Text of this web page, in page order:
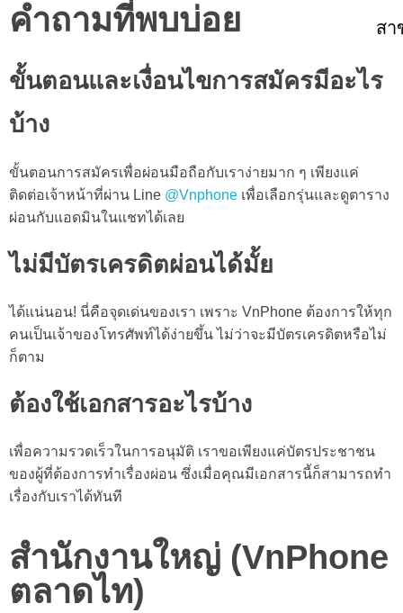
สา
คำถามที่พบบ่อย
ขั้นตอนและเงื่อนไขการสมัครมีอะไร
บ้าง
ขั้นตอนการสมัครเพื่อผ่อนมือถือกับเราง่ายมาก ๆ เพียงแค่
ติดต่อเจ้าหน้าที่ผ่าน Line @Vnphone เพื่อเลือกรุ่นและดูตาราง
ผ่อนกับแอดมินในแชทได้เลย
ไม่มีบัตรเครดิตผ่อนได้มั้ย
ได้แน่นอน! นี่คือจุดเด่นของเรา เพราะ VnPhone ต้องการให้ทุก
คนเป็นเจ้าของโทรศัพท์ได้ง่ายขึ้น ไม่ว่าจะมีบัตรเครดิตหรือไม่
ก็ตาม
ต้องใช้เอกสารอะไรบ้าง
เพื่อความรวดเร็วในการอนุมัติ เราขอเพียงแค่บัตรประชาชน
ของผู้ที่ต้องการทำเรื่องผ่อน ซึ่งเมื่อคุณมีเอกสารนี้ก็สามารถทำ
เรื่องกับเราได้ทันที
สำนักงานใหญ่ (VnPhone
ตลาดไท)